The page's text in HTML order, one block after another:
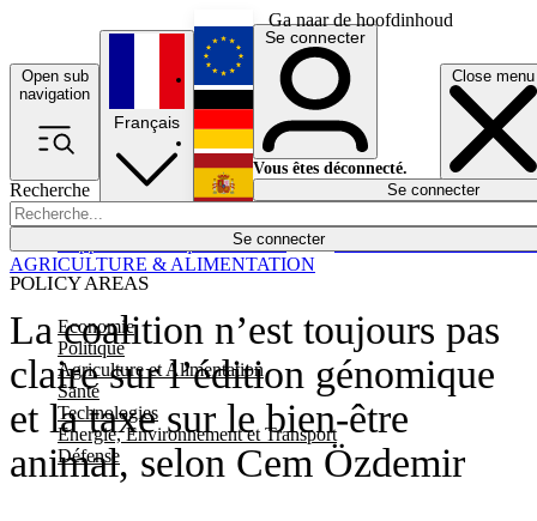
Ga naar de hoofdinhoud
Open sub
navigation
Close menu
Recherche
Se connecter
POLICY AREAS
Economie
Politique
Agriculture et Alimentation
Santé
Technologies
Energie, Environnement et Transport
Défense
Économie
Français
English
Deutsch
Español
Se connecter
Vous êtes déconnecté.
Se connecter
La coalition n’est toujours pas
claire sur l’édition génomique
et la taxe sur le bien-être
animal, selon Cem Özdemir
AGRICULTURE & ALIMENTATION